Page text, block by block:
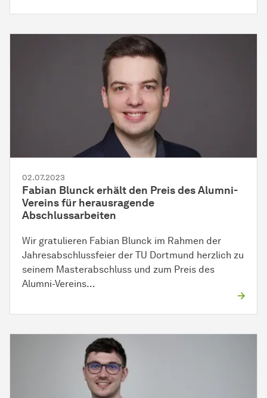
02.07.2023
Fabian Blunck erhält den Preis des Alumni-
Vereins für herausragende
Abschlussarbeiten
Wir gratulieren Fabian Blunck im Rahmen der
Jahresabschlussfeier der TU Dortmund herzlich zu
seinem Masterabschluss und zum Preis des
Alumni-Vereins…